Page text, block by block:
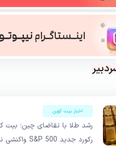
اخبار بیت کوین
رشد طلا با تقاضای چین؛ بیت
رکورد جدید S&P 500 واکنشی نشان نداد